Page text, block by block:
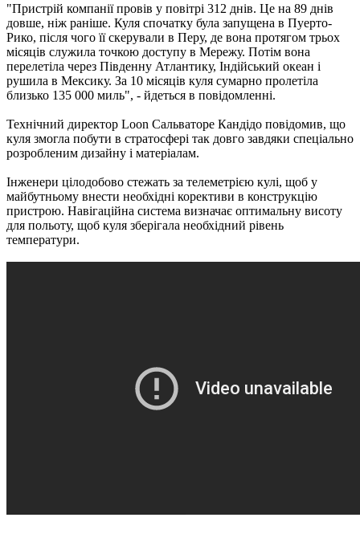
"Пристрій компанії провів у повітрі 312 днів. Це на 89 днів
довше, ніж раніше. Куля спочатку була запущена в Пуерто-
Рико, після чого її скерували в Перу, де вона протягом трьох
місяців служила точкою доступу в Мережу. Потім вона
перелетіла через Південну Атлантику, Індійський океан і
рушила в Мексику. За 10 місяців куля сумарно пролетіла
близько 135 000 миль", - йдеться в повідомленні.
Технічний директор Loon Сальваторе Кандідо повідомив, що
куля змогла побути в стратосфері так довго завдяки спеціально
розробленим дизайну і матеріалам.
Інженери цілодобово стежать за телеметрією кулі, щоб у
майбутньому внести необхідні корективи в конструкцію
пристрою. Навігаційна система визначає оптимальну висоту
для польоту, щоб куля зберігала необхідний рівень
температури.